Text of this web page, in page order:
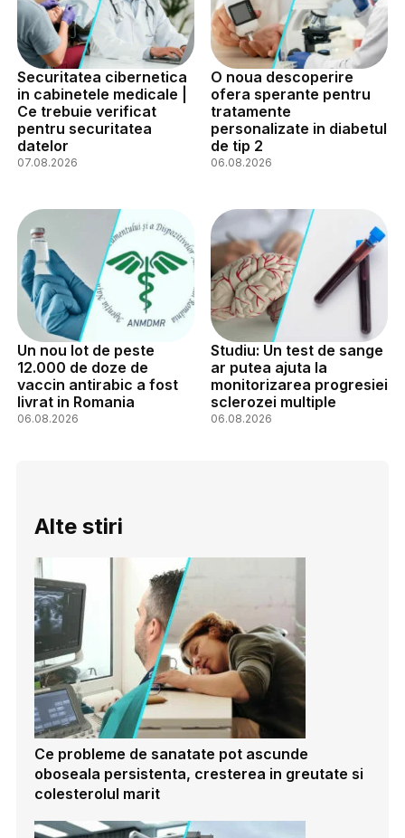
Securitatea cibernetica
in cabinetele medicale |
Ce trebuie verificat
pentru securitatea
datelor
07.08.2026
O noua descoperire
ofera sperante pentru
tratamente
personalizate in diabetul
de tip 2
06.08.2026
Un nou lot de peste
12.000 de doze de
vaccin antirabic a fost
livrat in Romania
06.08.2026
Studiu: Un test de sange
ar putea ajuta la
monitorizarea progresiei
sclerozei multiple
06.08.2026
Alte stiri
Ce probleme de sanatate pot ascunde
oboseala persistenta, cresterea in greutate si
colesterolul marit